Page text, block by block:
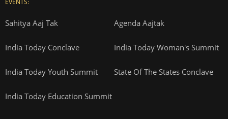
Sahitya Aaj Tak Agenda Aajtak
India Today Conclave India Today Woman's Summit
India Today Youth Summit State Of The States Conclave
India Today Education Summit